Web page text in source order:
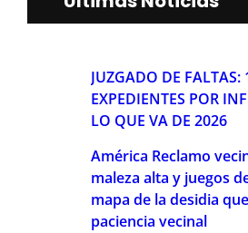
JUZGADO DE FALTAS:
EXPEDIENTES POR
LO QUE VA DE 2026
América Reclamo
maleza alta y juegos
mapa de la desidia
paciencia vecinal